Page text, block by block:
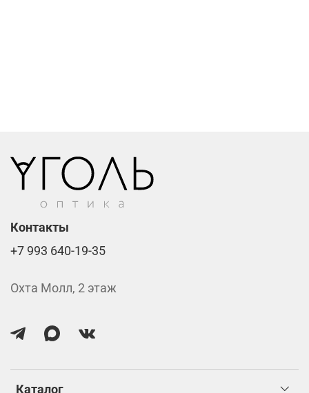
Каталог
Контакты
+7 993 640-19-35
Охта Молл, 2 этаж